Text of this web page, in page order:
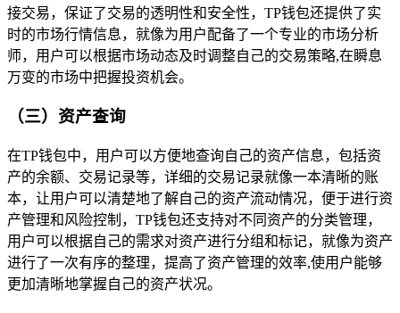
接交易，保证了交易的透明性和安全性，TP钱包还提供了实
时的市场行情信息，就像为用户配备了一个专业的市场分析
师，用户可以根据市场动态及时调整自己的交易策略,在瞬息
万变的市场中把握投资机会。
（三）资产查询
在TP钱包中，用户可以方便地查询自己的资产信息，包括资
产的余额、交易记录等，详细的交易记录就像一本清晰的账
本，让用户可以清楚地了解自己的资产流动情况，便于进行资
产管理和风险控制，TP钱包还支持对不同资产的分类管理，
用户可以根据自己的需求对资产进行分组和标记，就像为资产
进行了一次有序的整理，提高了资产管理的效率,使用户能够
更加清晰地掌握自己的资产状况。